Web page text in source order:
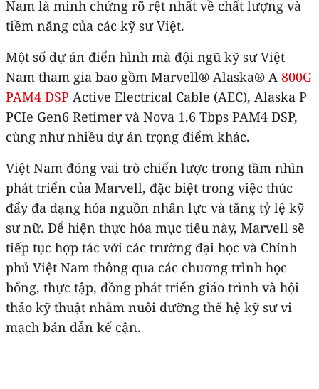
Nam là minh chứng rõ rệt nhất về chất lượng và
tiềm năng của các kỹ sư Việt.
Một số dự án điển hình mà đội ngũ kỹ sư Việt
Nam tham gia bao gồm Marvell® Alaska® A 800G
PAM4 DSP Active Electrical Cable (AEC), Alaska P
PCIe Gen6 Retimer và Nova 1.6 Tbps PAM4 DSP,
cùng như nhiều dự án trọng điểm khác.
Việt Nam đóng vai trò chiến lược trong tầm nhìn
phát triển của Marvell, đặc biệt trong việc thúc
đẩy đa dạng hóa nguồn nhân lực và tăng tỷ lệ kỹ
sư nữ. Để hiện thực hóa mục tiêu này, Marvell sẽ
tiếp tục hợp tác với các trường đại học và Chính
phủ Việt Nam thông qua các chương trình học
bổng, thực tập, đồng phát triển giáo trình và hội
thảo kỹ thuật nhằm nuôi dưỡng thế hệ kỹ sư vi
mạch bán dẫn kế cận.